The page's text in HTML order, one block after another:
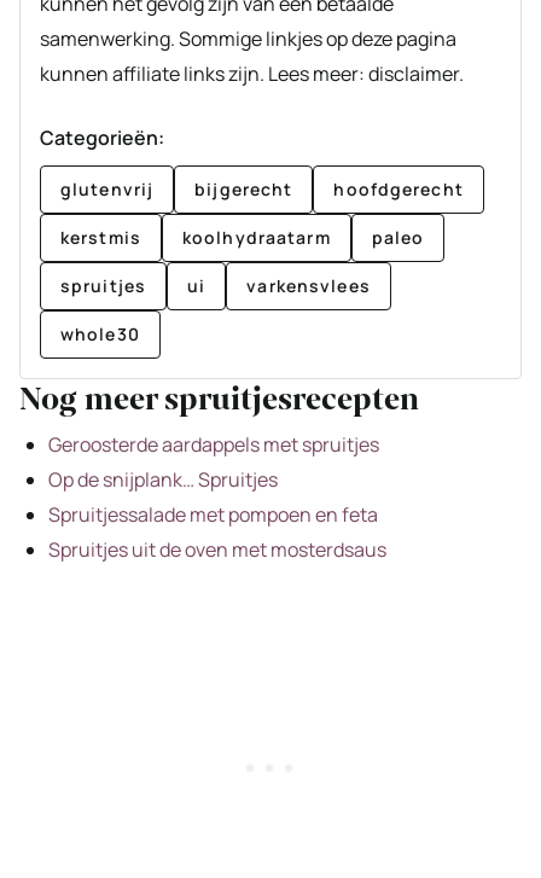
samenwerking. Sommige linkjes op deze pagina
kunnen affiliate links zijn. Lees meer: disclaimer.
Categorieën:
glutenvrij bijgerecht hoofdgerecht
kerstmis koolhydraatarm paleo
spruitjes ui varkensvlees
whole30
Nog meer spruitjesrecepten
Geroosterde aardappels met spruitjes
Op de snijplank… Spruitjes
Spruitjessalade met pompoen en feta
Spruitjes uit de oven met mosterdsaus